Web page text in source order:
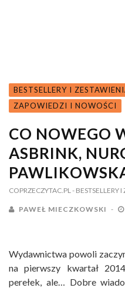
BESTSELLERY I
ZAPOWIEDZI I NOWOŚCI
CO NOWEGO
ASBRINK,
COPRZECZYTAC.PL - BESTSELLERY
PAWEŁ MIECZKOWSKI
Wydawnictwa powoli
na pierwszy kwartał
perełek, ale… Dobre